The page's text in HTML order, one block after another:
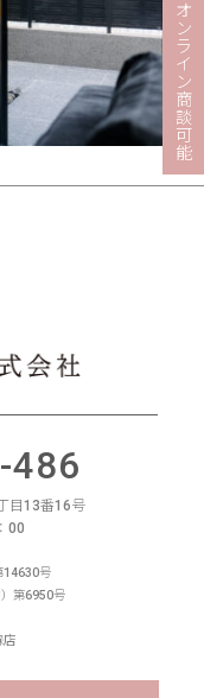
486
目13番16号
00
14630号
第6950号
店
オ
ン
ラ
イ
ン
商
談
可
能